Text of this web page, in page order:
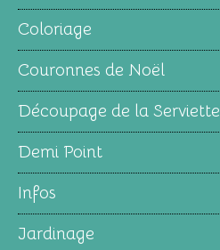
Coloriage
Couronnes de Noël
Découpage de la Serviette
Demi Point
Infos
Jardinage